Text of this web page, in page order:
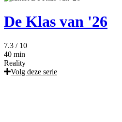
De Klas van '26
7.3 / 10
40 min
Reality
Volg deze serie